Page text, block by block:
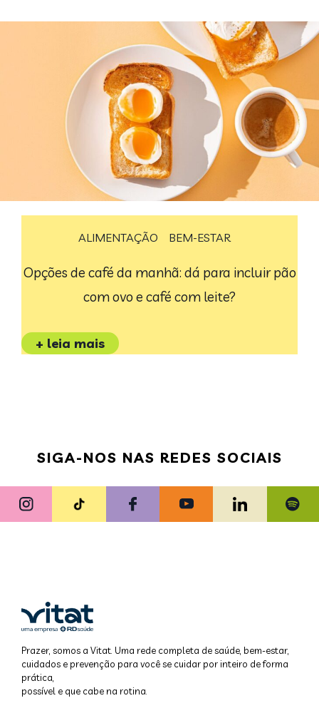
ALIMENTAÇÃO BEM-ESTAR
Opções de café da manhã: dá para incluir pão
com ovo e café com leite?
+ leia mais
SIGA-NOS NAS REDES SOCIAIS
Prazer, somos a Vitat. Uma rede completa de saúde, bem-estar,
cuidados e prevenção para você se cuidar por inteiro de forma
prática,
possível e que cabe na rotina.